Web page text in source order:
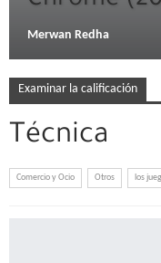
Merwan Redha
Examinar la calificación
Técnica
Comercio y Ocio Otros los